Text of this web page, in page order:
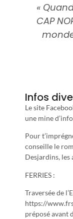
«
CAP
Infos
Le site
une mine
Pour
conseille le
Desjardins, les
FERRIES :
Traversée de
https://
préposé avant